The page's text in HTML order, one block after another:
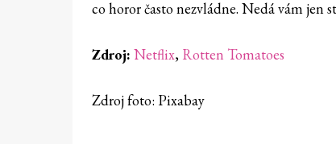
co horor často nezvládne. Nedá vám jen
Zdroj: Netflix, Rotten Tomatoes
Zdroj foto: Pixabay